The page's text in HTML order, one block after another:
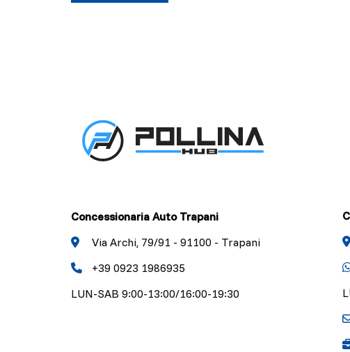
Concessionaria Auto Trapani
Via Archi, 79/91 - 91100 - Trapani
+39 0923 1986935
LUN-SAB 9:00-13:00/16:00-19:30